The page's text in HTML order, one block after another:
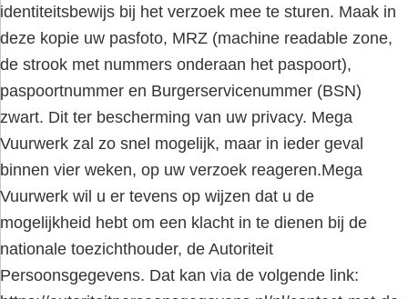
identiteitsbewijs bij het verzoek mee te sturen. Maak in
deze kopie uw pasfoto, MRZ (machine readable zone,
de strook met nummers onderaan het paspoort),
paspoortnummer en Burgerservicenummer (BSN)
zwart. Dit ter bescherming van uw privacy. Mega
Vuurwerk zal zo snel mogelijk, maar in ieder geval
binnen vier weken, op uw verzoek reageren.Mega
Vuurwerk wil u er tevens op wijzen dat u de
mogelijkheid hebt om een klacht in te dienen bij de
nationale toezichthouder, de Autoriteit
Persoonsgegevens. Dat kan via de volgende link: